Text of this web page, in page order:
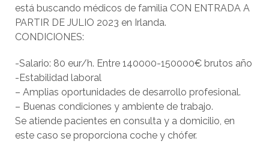
está buscando médicos de familia CON ENTRADA A
PARTIR DE JULIO 2023 en Irlanda.
CONDICIONES:
-Salario: 80 eur/h. Entre 140000-150000€ brutos año
-Estabilidad laboral
– Amplias oportunidades de desarrollo profesional.
– Buenas condiciones y ambiente de trabajo.
Se atiende pacientes en consulta y a domicilio, en
este caso se proporciona coche y chófer.